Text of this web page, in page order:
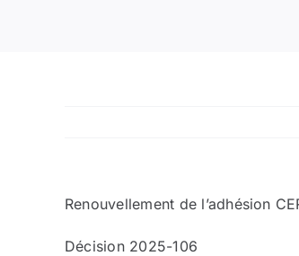
Renouvellement de l’adhésion
Décision 2025-106